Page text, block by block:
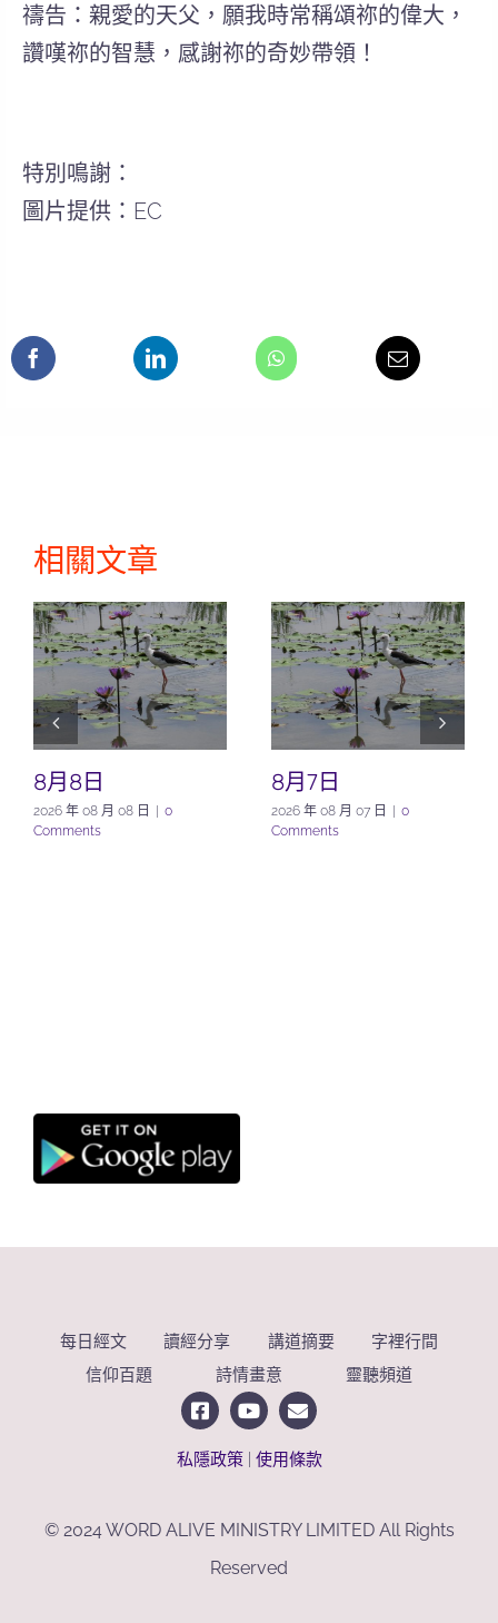
禱告：親愛的天父，願我時常稱頌祢的偉大，
讚嘆祢的智慧，感謝祢的奇妙帶領！
特別鳴謝：
圖片提供：EC
相關文章
8月8日
2026 年 08 月 08 日
0
Comments
8月7日
2026 年 08 月 07 日
0
Comments
每日經文 讀經分享 講道摘要
字裡行間
信仰百題
詩情畫意 靈聽頻道
私隱政策 使用條款
© 2024 WORD ALIVE MINISTRY LIMITED All Rights
Reserved